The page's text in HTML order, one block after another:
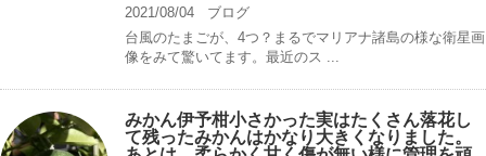
2021/08/04
ブログ
台風のたまごが、4つ？まるでマリアナ諸島の様な衛星画
像をみて驚いてます。最近のス ...
みかん伊予柑小さかった実はたくさん落花し
て残ったみかんはかなり大きくなりました。